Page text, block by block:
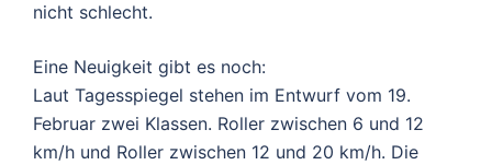
nicht schlecht.
Eine Neuigkeit gibt es noch:
Laut Tagesspiegel stehen im Entwurf vom 19.
Februar zwei Klassen. Roller zwischen 6 und 12
km/h und Roller zwischen 12 und 20 km/h. Die